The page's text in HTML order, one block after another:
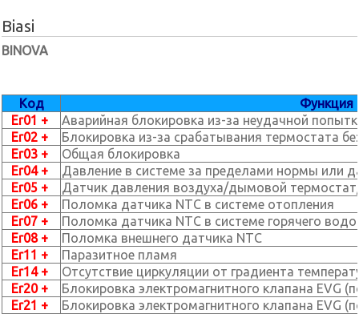
Biasi
BINOVA
Код
Функция
Er01 +
Аварийная блокировка из-за неудачной
Er02 +
Блокировка из-за срабатывания термостата
Er03 +
Общая блокировка
Er04 +
Давление в системе за пределами нормы или
Er05 +
Датчик давления воздуха/дымовой
Er06 +
Поломка датчика NTC в системе отопления
Er07 +
Поломка датчика NTC в системе горячего
Er08 +
Поломка внешнего датчика NTC
Er11 +
Паразитное пламя
Er14 +
Отсутствие циркуляции от градиента
Er20 +
Блокировка электромагнитного клапана EVG
Er21 +
Блокировка электромагнитного клапана EVG